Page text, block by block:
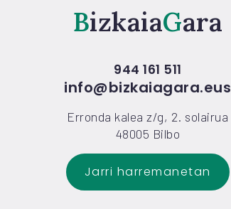
Bizkaia Gara
944 161 511
info@bizkaiagara.eus
Erronda kalea z/g, 2. solairua
48005 Bilbo
Jarri harremanetan